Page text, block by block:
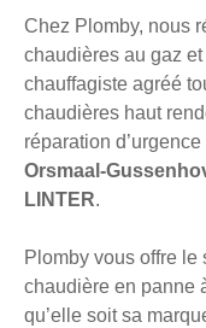
Chez Plomby, nous
chaudières au gaz
chauffagiste agréé
chaudières haut
réparation
Orsmaal-
LINTER.
Plomby vous offre le
chaudière en panne
qu’elle soit sa